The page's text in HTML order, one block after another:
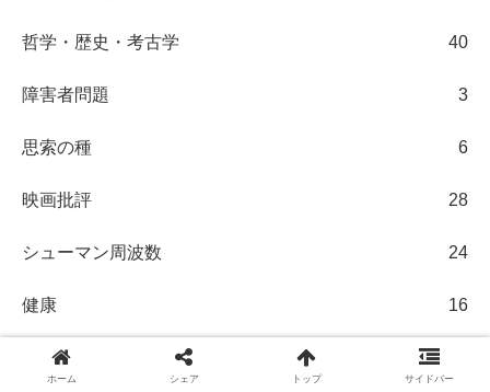
哲学・歴史・考古学 40
障害者問題 3
思索の種 6
映画批評 28
シューマン周波数 24
健康 16
牛乳有害論
ホーム シェア トップ サイドバー